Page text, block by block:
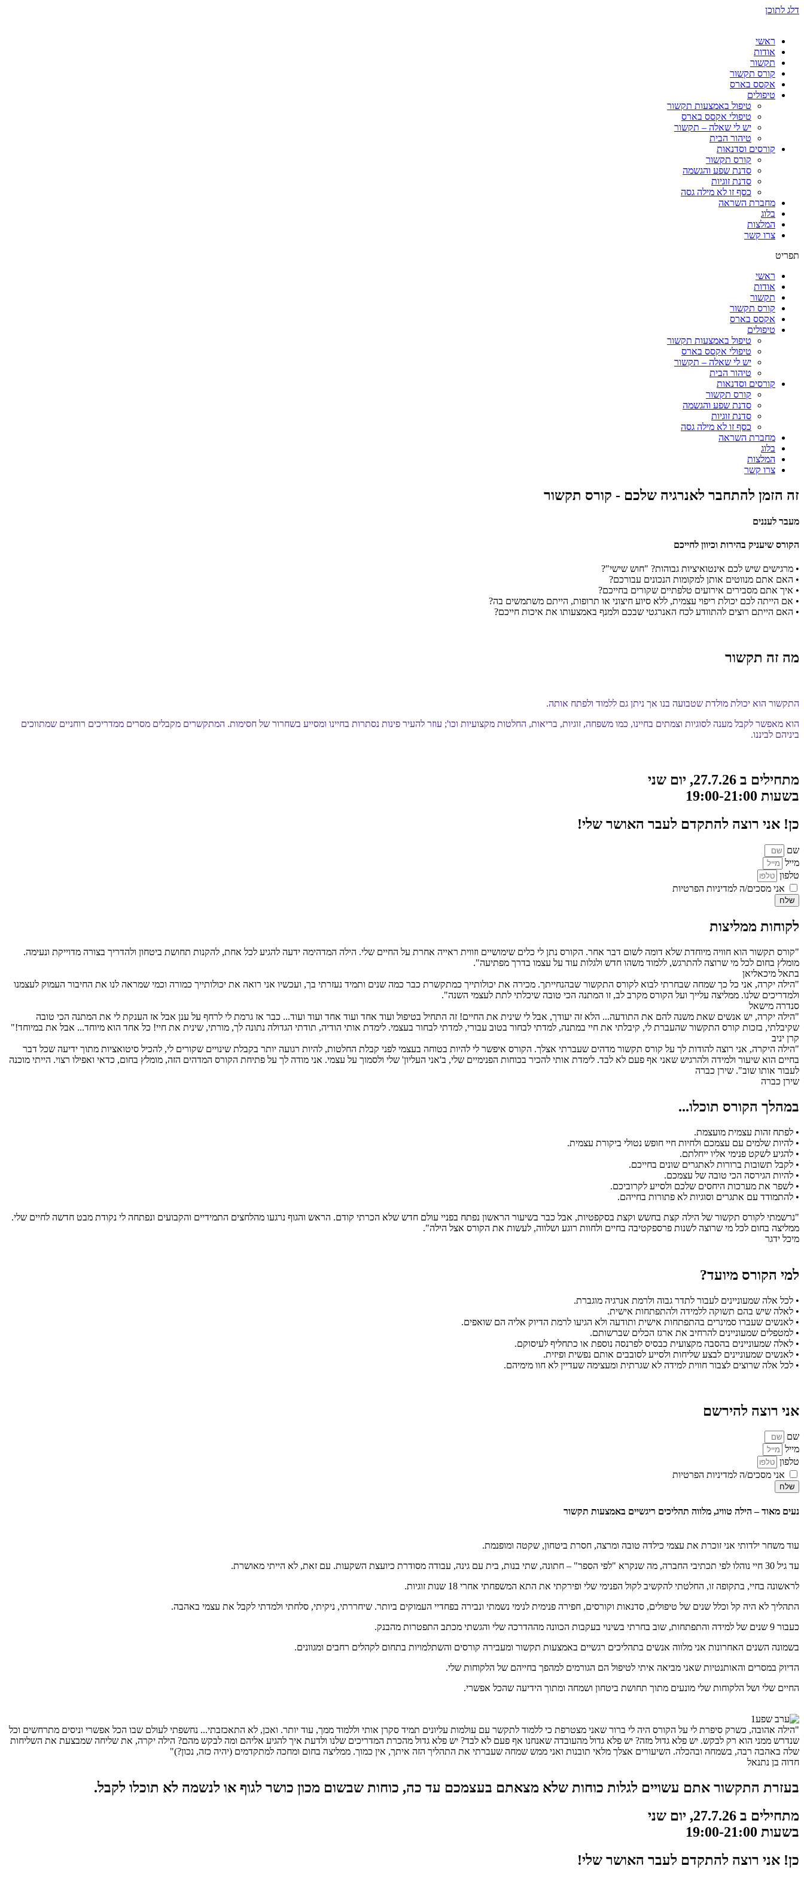
דלג לתוכן
ראשי
אודות
תקשור
קורס תקשור
אקסס בארס
טיפולים
טיפול באמצעות תקשור
טיפולי אקסס בארס
יש לי שאלה – תקשור
טיהור הבית
קורסים וסדנאות
קורס תקשור
סדנת שפע והגשמה
סדנת זוגיות
כסף זו לא מילה גסה
מחברת השראה
בלוג
המלצות
צרו קשר
תפריט
ראשי
אודות
תקשור
קורס תקשור
אקסס בארס
טיפולים
טיפול באמצעות תקשור
טיפולי אקסס בארס
יש לי שאלה – תקשור
טיהור הבית
קורסים וסדנאות
קורס תקשור
סדנת שפע והגשמה
סדנת זוגיות
כסף זו לא מילה גסה
מחברת השראה
בלוג
המלצות
צרו קשר
זה הזמן להתחבר לאנרגיה שלכם - קורס תקשור
מעבר לעננים
הקורס שיעניק בהירות וכיוון לחייכם
• מרגישים שיש לכם אינטואיציות גבוהות? "חוש שישי"?
• האם אתם מנווטים אותן למקומות הנכונים עבורכם?
• איך אתם מסבירים אירועים טלפתיים שקורים בחייכם?
• אם הייתה לכם יכולת ריפוי עצמית, ללא סיוע חיצוני או תרופות, הייתם משתמשים בה?
• האם הייתם רוצים להתוודע לכח האנרגטי שבכם ולמנף באמצעותו את איכות חייכם?
מה זה תקשור
התקשור הוא יכולת מולדת שטבועה בנו אך ניתן גם ללמוד ולפתח אותה.
הוא מאפשר לקבל מענה לסוגיות וצמתים בחיינו, כמו משפחה, זוגיות, בריאות, החלטות מקצועיות וכו'; עוזר להעיר פינות נסתרות בחיינו ומסייע בשחרור של חסימות. המתקשרים מקבלים מסרים ממדריכים רוחניים שמתווכים
ביניהם לביננו.
מתחילים ב 27.7.26, יום שני
בשעות 19:00-21:00
כן! אני רוצה להתקדם לעבר האושר שלי!
שם
מייל
טלפון
אני מסכים/ה למדיניות הפרטיות
שלח
לקוחות ממליצות
"קורס תקשור הוא חוויה מיוחדת שלא דומה לשום דבר אחר. הקורס נתן לי כלים שימושיים וזווית ראייה אחרת על החיים שלי. הילה המדהימה ידעה להגיע לכל אחת, להקנות תחושת ביטחון ולהדריך בצורה מדוייקת ונעימה.
מומלץ בחום לכל מי שרוצה להתרגש, ללמוד משהו חדש ולגלות עוד על עצמו בדרך מפתיעה".
בתאל מיכאליאן
"הילה יקרה, אני כל כך שמחה שבחרתי לבוא לקורס התקשור שבהנחייתך. מכירה את יכולותייך כמתקשרת כבר כמה שנים ותמיד נעזרתי בך, ועכשיו אני רואה את יכולותייך כמורה וכמי שמראה לנו את החיבור העמוק לעצמנו
ולמדריכים שלנו. ממליצה עלייך ועל הקורס מקרב לב, זו המתנה הכי טובה שיכלתי לתת לעצמי השנה".
סנדרה מישאל
"הילה יקרה, יש אנשים שאת משנה להם את התודעה... הלא זה יעודך, אבל לי שינית את החיים! זה התחיל בטיפול ועוד אחד ועוד אחד ועוד ועוד... כבר אז גרמת לי לרחף על ענן אבל אז הענקת לי את המתנה הכי טובה
שקיבלתי, בזכות קורס התקשור שהעברת לי, קיבלתי את חיי במתנה, למדתי לבחור בטוב עבורי, למדתי לבחור בעצמי. לימדת אותי הודיה, תודתי הגדולה נתונה לך, מורתי, שינית את חיי! כל אחד הוא מיוחד... אבל את במיוחד!"
קרן יניב
"הילה היקרה, אני רוצה להודות לך על קורס תקשור מדהים שעברתי אצלך. הקורס איפשר לי להיות בטוחה בעצמי לפני קבלת החלטות, להיות רגועה יותר בקבלת שינויים שקורים לי, להכיל סיטואציות מתוך ידיעה שכל דבר
בחיים הוא שיעור ולמידה ולהרגיש שאני אף פעם לא לבד. לימדת אותי להכיר בכוחות הפנימיים שלי, ב'אני העליון' שלי ולסמוך על עצמי. אני מודה לך על פתיחת הקורס המדהים הזה, מומלץ בחום, כדאי ואפילו רצוי. הייתי מוכנה
לעבור אותו שוב". שירן כברה
שירן כברה
במהלך הקורס תוכלו...
• לפתח זהות עצמית מועצמת.
• להיות שלמים עם עצמכם ולחיות חיי חופש נטולי ביקורת עצמית.
• להגיע לשקט פנימי אליו ייחלתם.
• לקבל תשובות ברורות לאתגרים שונים בחייכם.
• להיות הגירסה הכי טובה של עצמכם.
• לשפר את מערכות היחסים שלכם ולסייע לקרוביכם.
• להתמודד עם אתגרים וסוגיות לא פתורות בחייהם.
"נרשמתי לקורס תקשור של הילה קצת בחשש וקצת בסקפטיות, אבל כבר בשיעור הראשון נפתח בפניי עולם חדש שלא הכרתי קודם. הראש והגוף נרגעו מהלחצים התמידיים והקבועים ונפתחה לי נקודת מבט חדשה לחיים שלי.
ממליצה בחום לכל מי שרוצה לשנות פרספקטיבה בחיים ולחוות רוגע ושלווה, לעשות את הקורס אצל הילה".
מיכל ידגר
למי הקורס מיועד?
• לכל אלה שמעוניינים לעבור לתדר גבוה ולרמת אנרגיה מוגברת.
• לאלה שיש בהם תשוקה ללמידה ולהתפתחות אישית.
• לאנשים שעברו סמינרים בהתפתחות אישית ותודעה ולא הגיעו לרמת הדיוק אליה הם שואפים.
• למטפלים שמעוניינים להרחיב את ארגז הכלים שברשותם.
• לאלה שמעוניינים בהסבה מקצועית כבסיס לפרנסה נוספת או כתחליף לעיסוקם.
• לאנשים שמעוניינים לבצע שליחות ולסייע לסובבים אותם נפשית ופיזית.
• לכל אלה שרוצים לצבור חווית למידה לא שגרתית ומעצימה שעדיין לא חוו מימיהם.
אני רוצה להירשם
שם
מייל
טלפון
אני מסכים/ה למדיניות הפרטיות
שלח
נעים מאוד – הילה טוויג, מלווה תהליכים ריגשיים באמצעות תקשור
עוד משחר ילדותי אני זוכרת את עצמי כילדה טובה ומרצה, חסרת ביטחון, שקטה ומופנמת.
עד גיל 30 חיי נוהלו לפי תכתיבי החברה, מה שנקרא "לפי הספר" – חתונה, שתי בנות, בית עם גינה, עבודה מסודרת כיועצת השקעות. עם זאת, לא הייתי מאושרת.
לראשונה בחיי, בתקופה זו, החלטתי להקשיב לקול הפנימי שלי ופירקתי את התא המשפחתי אחרי 18 שנות זוגיות.
התהליך לא היה קל וכלל שנים של טיפולים, סדנאות וקורסים, חפירה פנימית לנימי נשמתי ונבירה בפחדיי העמוקים ביותר. שיחררתי, ניקיתי, סלחתי ולמדתי לקבל את עצמי באהבה.
כעבור 9 שנים של למידה והתפתחות, שוב בחרתי בשינוי בעקבות הכוונה מההדרכה שלי והגשתי מכתב התפטרות מהבנק.
בשמונה השנים האחרונות אני מלווה אנשים בתהליכים רגשיים באמצעות תקשור ומעבירה קורסים והשתלמויות בתחום לקהלים רחבים ומגוונים.
הדיוק במסרים והאותנטיות שאני מביאה איתי לטיפול הם הגורמים למהפך בחייהם של הלקוחות שלי.
החיים שלי ושל הלקוחות שלי מונעים מתוך תחושת ביטחון ושמחה ומתוך הידיעה שהכל אפשרי.
"הילה אהובה, כשרק סיפרת לי על הקורס היה לי ברור שאני מצטרפת כי ללמוד לתקשר עם עולמות עליונים תמיד סקרן אותי וללמוד ממך, עוד יותר. ואכן, לא התאכזבתי... נחשפתי לעולם שבו הכל אפשרי וניסים מתרחשים וכל
שנדרש ממני הוא רק לבקש. יש פלא גדול מזה? יש פלא גדול מהעובדה שאנחנו אף פעם לא לבד? יש פלא גדול מהכרת המדריכים שלנו ולדעת איך להגיע אליהם ומה לבקש מהם? הילה יקרה, את שליחה שמבצעת את השליחות
שלה באהבה רבה, בשמחה ובהכלה. השיעורים אצלך מלאי תובנות ואני ממש שמחה שעברתי את התהליך הזה איתך, אין כמוך. ממליצה בחום ומחכה למתקדמים (יהיה כזה, נכון?)"
חדוה בן נתנאל
בעזרת התקשור אתם עשויים לגלות כוחות שלא מצאתם בעצמכם עד כה, כוחות שבשום מכון כושר לגוף או לנשמה לא תוכלו לקבל.
מתחילים ב 27.7.26, יום שני
בשעות 19:00-21:00
כן! אני רוצה להתקדם לעבר האושר שלי!